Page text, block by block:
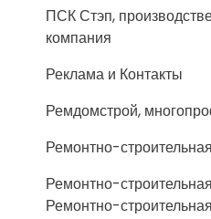
ПСК Стэп,
компания
Реклама и Контакты
Ремдомстрой,
Ремонтно-
Ремонтно-
Ремонтно-